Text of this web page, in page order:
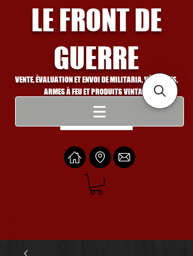
LE FRONT DE
GUERRE
VENTE, ÉVALUATION ET ENVOI DE MILITARIA, VÉHICULES,
ARMES À FEU ET PRODUITS VINTAGE
Se connecter